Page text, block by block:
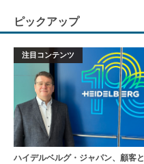
ピックアップ
注目コンテンツ
ハイデルベルグ・ジャパン、顧客と